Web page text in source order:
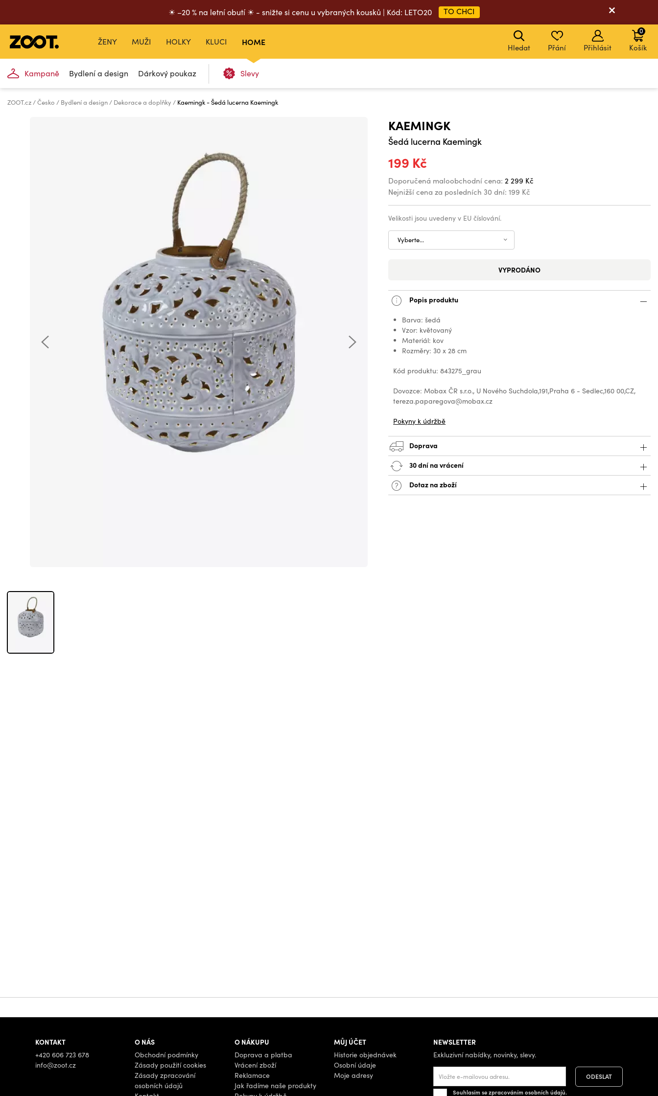
☀ –20 % na letní obutí ☀ - snižte si cenu u vybraných kousků | Kód: LETO20 TO CHCI
ŽENY MUŽI HOLKY KLUCI HOME
Kampaně Bydlení a design Dárkový poukaz Slevy
Hledat Přání Přihlásit Košík
0
ZOOT.cz Česko Bydlení a design Dekorace a doplňky Kaemingk - Šedá lucerna Kaemingk
KAEMINGK
Šedá lucerna Kaemingk
199 Kč
Doporučená maloobchodní cena: 2 299 Kč
Nejnižší cena za posledních 30 dní: 199 Kč
Velikosti jsou uvedeny v EU číslování.
Vyberte...
VYPRODÁNO
Popis produktu
Barva: šedá
Vzor: květovaný
Materiál: kov
Rozměry: 30 x 28 cm
Kód produktu: 843275_grau
Dovozce: Mobax ČR s.r.o., U Nového Suchdola,191,Praha 6 - Sedlec,160 00,CZ,
tereza.paparegova@mobax.cz
Pokyny k údržbě
Doprava
30 dní na vrácení
Dotaz na zboží
KONTAKT
+420 606 723 678
info@zoot.cz
O NÁS
Obchodní podmínky
Zásady použití cookies
Zásady zpracování
osobních údajů
O NÁKUPU
Doprava a platba
Vrácení zboží
Reklamace
Jak řadíme naše produkty
MŮJ ÚČET
Historie objednávek
Osobní údaje
Moje adresy
NEWSLETTER
Exkluzivní nabídky, novinky, slevy.
Souhlasím se zpracováním osobních údajů.